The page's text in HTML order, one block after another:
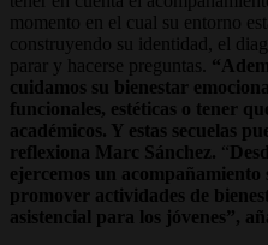
momento en el cual su entorno
construyendo su identidad, el
parar y hacerse preguntas.
cuidamos su bienestar
funcionales, estéticas o tener
académicos. Y estas secuelas
reflexiona Marc Sánchez. “
ejercemos un acompañamiento
promover actividades de
asistencial para los jóvenes”,